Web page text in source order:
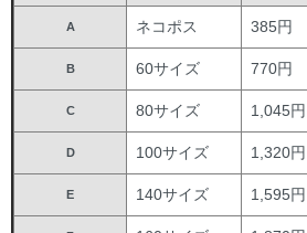
A ネコポス 385円
B 60サイズ 770円
C 80サイズ 1,045円
D 100サイズ 1,320円
E 140サイズ 1,595円